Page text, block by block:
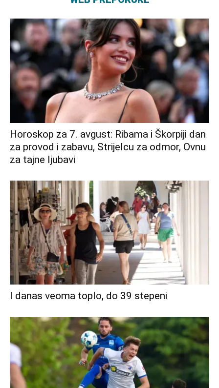
Horoskop za 7. avgust: Ribama i Škorpiji dan
za provod i zabavu, Strijelcu za odmor, Ovnu
za tajne ljubavi
I danas veoma toplo, do 39 stepeni